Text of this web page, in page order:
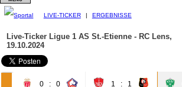
LIVE-TICKER | ERGEBNISSE
Live-Ticker Ligue 1 AS St.-Etienne - RC Lens,
19.10.2024
0 : 0 1 : 1